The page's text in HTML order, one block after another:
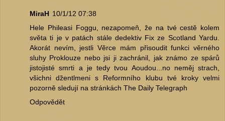
MiraH 10/1/12 07:38
Hele Phileasi Foggu, nezapomeň, že na tvé cestě kolem
světa ti je v patách stále dedektiv Fix ze Scotland Yardu.
Akorát nevím, jestli Věrce mám přisoudit funkci věrného
sluhy Proklouze nebo jsi ji zachránil, jak známo ze spárů
jistojisté smrti a je tedy tvou Aoudou...no neměj strach,
všichni džentlmeni s Reformního klubu tvé kroky velmi
pozorně sledují na stránkách The Daily Telegraph
Odpovědět